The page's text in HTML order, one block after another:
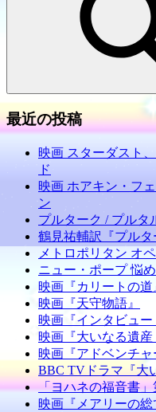
最近の投稿
映画 スターダスト
ド
映画 ホアキン・フ
ン
プルターク / プルタ
鶴見祐輔訳『プルタ
メトロポリタン オ
ニュー・ポープ 悩
映画『カリートの道
映画『天守物語』
映画『インタビュー
映画『大いなる遺産
映画『アドベンチャ
BBC TVドラマ『大
「ヨハネの福音書
映画『メアリーの総